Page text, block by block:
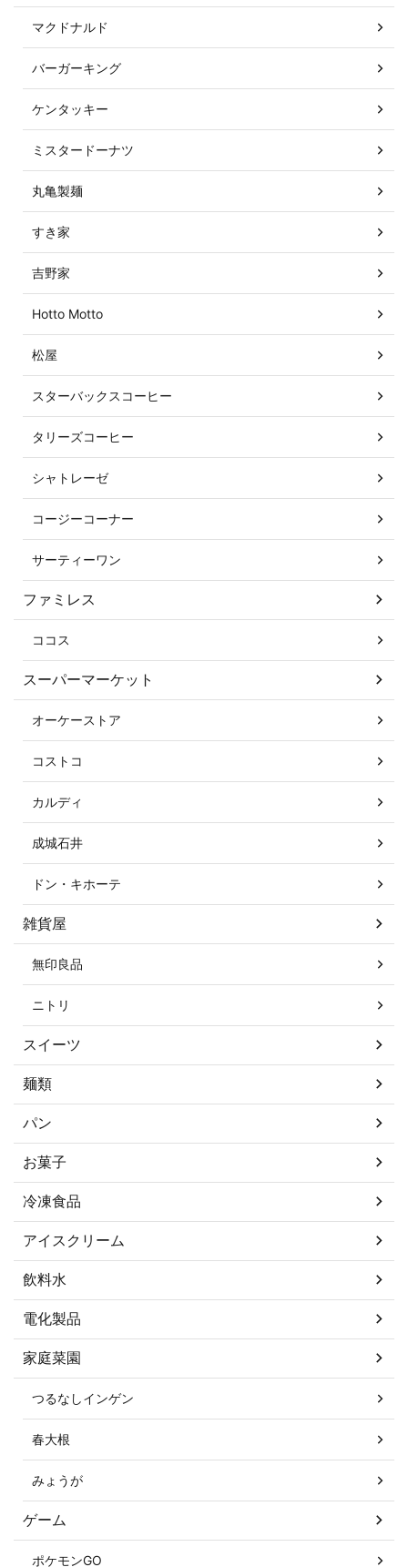
マクドナルド
バーガーキング
ケンタッキー
ミスタードーナツ
丸亀製麺
すき家
吉野家
Hotto Motto
松屋
スターバックスコーヒー
タリーズコーヒー
シャトレーゼ
コージーコーナー
サーティーワン
ファミレス
ココス
スーパーマーケット
オーケーストア
コストコ
カルディ
成城石井
ドン・キホーテ
雑貨屋
無印良品
ニトリ
スイーツ
麺類
パン
お菓子
冷凍食品
アイスクリーム
飲料水
電化製品
家庭菜園
つるなしインゲン
春大根
みょうが
ゲーム
ポケモンGO